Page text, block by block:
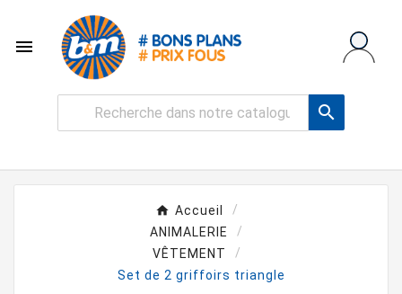


Accueil
ANIMALERIE
VÊTEMENT
Set de 2 griffoirs triangle